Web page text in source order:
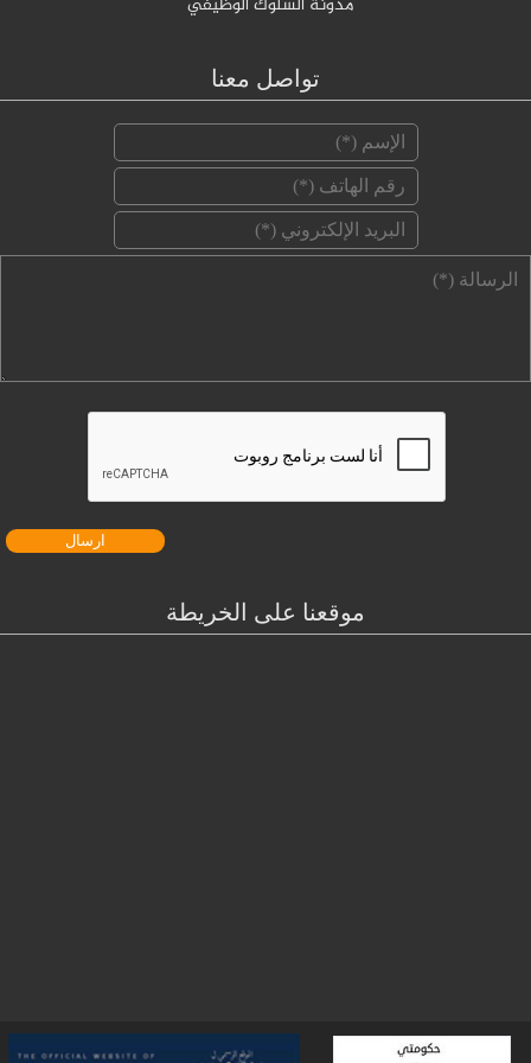
مدونة السلوك الوظيفي
تواصل معنا
‏البريد الإلكتروني ‏*
موقعنا على الخريطة